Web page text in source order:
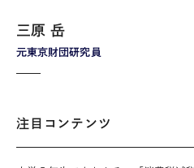
元東京財団研究員
三原 岳
注目コンテンツ